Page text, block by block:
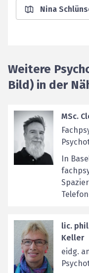
Nina
Weitere
Bild) in der
MSc.
In
lic.
Keller
eidg.